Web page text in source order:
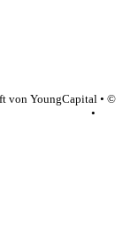
von YoungCapital • ©
•